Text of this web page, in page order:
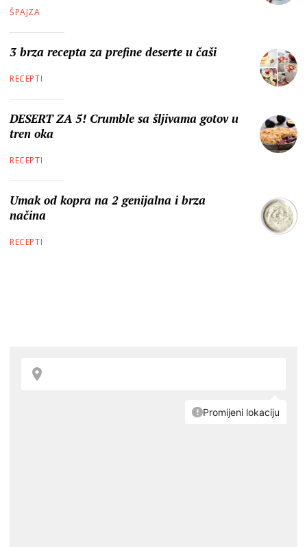
ŠPAJZA
3 brza recepta za prefine deserte u čaši
RECEPTI
DESERT ZA 5! Crumble sa šljivama gotov u
tren oka
RECEPTI
Umak od kopra na 2 genijalna i brza
načina
RECEPTI